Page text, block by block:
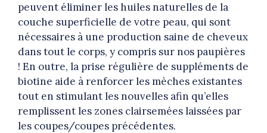
peuvent éliminer les huiles naturelles de la
couche superficielle de votre peau, qui sont
nécessaires à une production saine de cheveux
dans tout le corps, y compris sur nos paupières
! En outre, la prise régulière de suppléments de
biotine aide à renforcer les mèches existantes
tout en stimulant les nouvelles afin qu’elles
remplissent les zones clairsemées laissées par
les coupes/coupes précédentes.